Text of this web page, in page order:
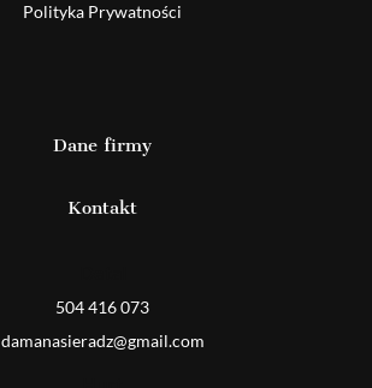
Polityka Prywatności
Dane firmy
Kontakt
504 416 073
damanasieradz@gmail.com